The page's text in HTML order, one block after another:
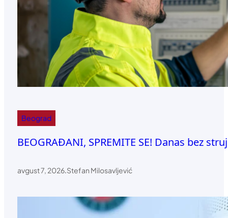
Beograd
BEOGRAĐANI, SPREMITE SE! Danas bez
avgust 7, 2026.Stefan Milosavljević